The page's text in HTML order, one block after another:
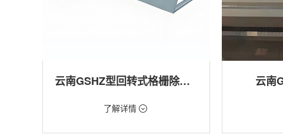
云南GSHZ型回转式格栅除污机
价格：1.08万/台
机,回转式清污机
了解详情
云南
价格：1899元/
机